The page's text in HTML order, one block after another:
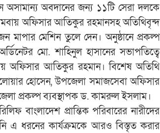
অসামান্য অবদানের জন্য ১১টি সেরা দলকে
সমবায় অফিসার আতিকুর রহমানসহ অতিথিবৃন্দ
মাপার মেশিন তুলে দেন। অনুষ্ঠানে প্রকল্প
মো. শাহিনুল হাসানের সভাপতিত্বে
অফিসার আতিকুর রহমান। বিশেষ অতিথি
হোসেন, উপজেলা সমাজসেবা অফিসার
প্রকল্প ব্যবস্থাপক ড. কামরুল ইসলাম।
বাংলাদেশ প্রান্তিক পরিবারের নারীদের
এ ধরনের কার্যক্রমকে আরও বিস্তৃত করার